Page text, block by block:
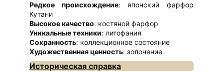
Редкое происхождение: японский фарфор
Кутани
Высокое качество: костяной фарфор
Уникальные техники: литофания
Сохранность: коллекционное состояние
Художественная ценность: золочение
Историческая справка